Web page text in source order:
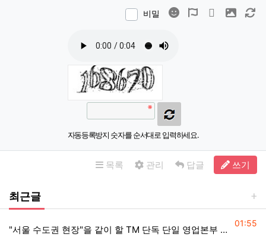
비밀 이모티콘폰트어썸
동영상 이미지
자동등록방지 숫자를 순서대로 입력하세요.
목록 관리 답글 쓰기
최근글
등록일
01:55
"서울 수도권 현장"을 같이 할 TM 단독 단일 영업본부 팀 선착순 모집